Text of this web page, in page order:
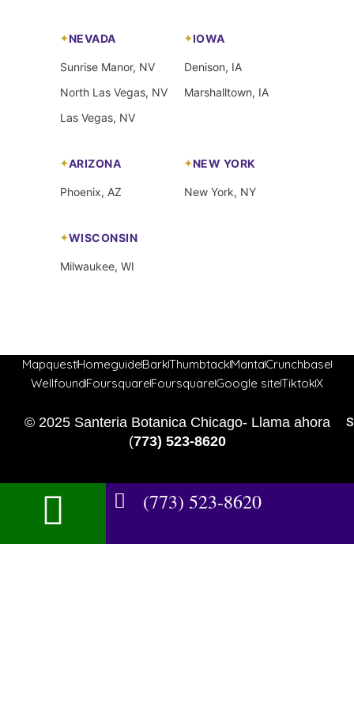
NEVADA
Sunrise Manor, NV
North Las Vegas, NV
Las Vegas, NV
IOWA
Denison, IA
Marshalltown, IA
ARIZONA
Phoenix, AZ
NEW YORK
New York, NY
WISCONSIN
Milwaukee, WI
MapquestHomeguideBarkThumbtackMantaCrunchbase
WellfoundFoursquareFoursquareGoogle siteTiktokX
© 2025 Santeria Botanica Chicago- Llama ahora
(773) 523-8620
(773) 523-8620